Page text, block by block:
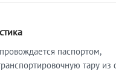
паспортом,
тару